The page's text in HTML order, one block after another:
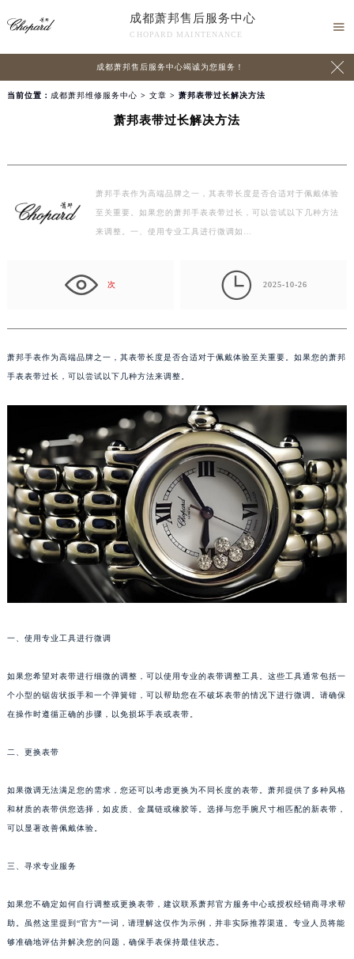
成都萧邦售后服务中心
CHOPARD MAINTENANCE

成都萧邦售后服务中心竭诚为您服务！ 
当前位置： 成都萧邦维修服务中心 > 文章 > 萧邦表带过长解决方法
萧邦表带过长解决方法
萧邦手表作为高端品牌之一，其表带长度是否合适对于佩戴体验
至关重要。如果您的萧邦手表表带过长，可以尝试以下几种方法
来调整。一、使用专业工具进行微调如…
次  2025-10-26
萧邦手表作为高端品牌之一，其表带长度是否合适对于佩戴体验至关重要。如果您的萧邦
手表表带过长，可以尝试以下几种方法来调整。
一、使用专业工具进行微调
如果您希望对表带进行细微的调整，可以使用专业的表带调整工具。这些工具通常包括一
个小型的锯齿状扳手和一个弹簧钳，可以帮助您在不破坏表带的情况下进行微调。请确保
在操作时遵循正确的步骤，以免损坏手表或表带。
二、更换表带
如果微调无法满足您的需求，您还可以考虑更换为不同长度的表带。萧邦提供了多种风格
和材质的表带供您选择，如皮质、金属链或橡胶等。选择与您手腕尺寸相匹配的新表带，
可以显著改善佩戴体验。
三、寻求专业服务
如果您不确定如何自行调整或更换表带，建议联系萧邦官方服务中心或授权经销商寻求帮
助。虽然这里提到“官方”一词，请理解这仅作为示例，并非实际推荐渠道。专业人员将能
够准确地评估并解决您的问题，确保手表保持最佳状态。